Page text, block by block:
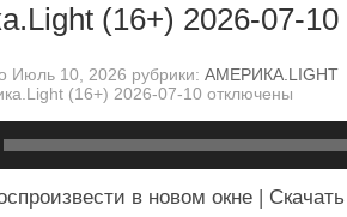
(16+) 2026-07-10
Июль 10, 2026 рубрики: АМЕРИКА.LIGHT
(16+) 2026-07-10 отключены
в новом окне | Скачать